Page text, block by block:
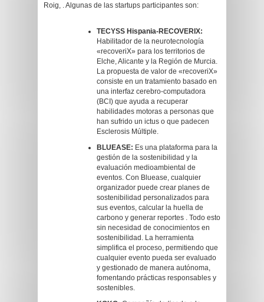
Roig, . Algunas de las startups participantes son:
TECYSS Hispania-RECOVERIX:
Habilitador de la neurotecnología
«recoveriX» para los territorios de
Elche, Alicante y la Región de Murcia.
La propuesta de valor de «recoveriX»
consiste en un tratamiento basado en
una interfaz cerebro-computadora
(BCI) que ayuda a recuperar
habilidades motoras a personas que
han sufrido un ictus o que padecen
Esclerosis Múltiple.
BLUEASE: Es una plataforma para la
gestión de la sostenibilidad y la
evaluación medioambiental de
eventos. Con Bluease, cualquier
organizador puede crear planes de
sostenibilidad personalizados para
sus eventos, calcular la huella de
carbono y generar reportes . Todo esto
sin necesidad de conocimientos en
sostenibilidad. La herramienta
simplifica el proceso, permitiendo que
cualquier evento pueda ser evaluado
y gestionado de manera autónoma,
fomentando prácticas responsables y
sostenibles.